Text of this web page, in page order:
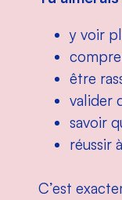
y voir
être
valider
savoir
réussir
C’est